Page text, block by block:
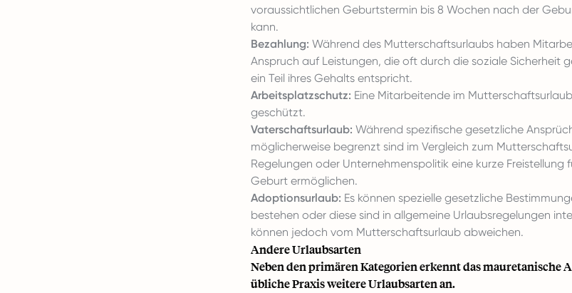
voraussichtlichen Geburtstermin bis 8 Wochen nach der
kann.
Bezahlung: Während des Mutterschaftsurlaubs haben
Anspruch auf Leistungen, die oft durch die soziale Sicherheit
ein Teil ihres Gehalts entspricht.
Arbeitsplatzschutz: Eine Mitarbeitende im
geschützt.
Vaterschaftsurlaub: Während spezifische gesetzliche
möglicherweise begrenzt sind im Vergleich zum
Regelungen oder Unternehmenspolitik eine kurze Freistellung
Geburt ermöglichen.
Adoptionsurlaub: Es können spezielle gesetzliche
bestehen oder diese sind in allgemeine Urlaubsregelungen
können jedoch vom Mutterschaftsurlaub abweichen.
Andere Urlaubsarten
Neben den primären Kategorien erkennt das mauretanische
übliche Praxis weitere Urlaubsarten an.